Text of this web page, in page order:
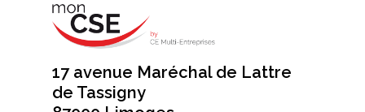
17 avenue Maréchal de Lattre
de Tassigny